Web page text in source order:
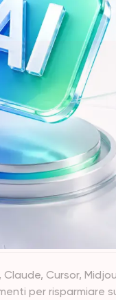
Cursor,
per risparmiare